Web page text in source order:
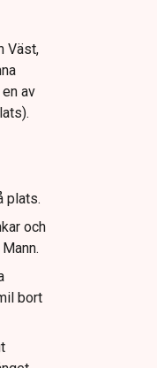
Väst,
av
plats.
och
bort